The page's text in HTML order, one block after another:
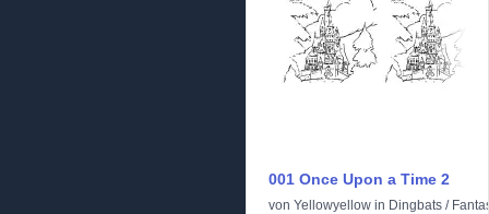
001 Once Upon a Time 2
von Yellowyellow in Dingbats /